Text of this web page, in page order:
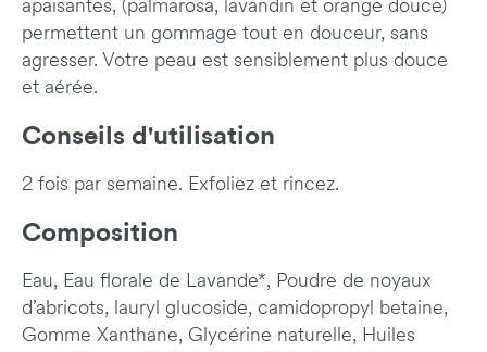
apaisantes, (palmarosa, lavandin et orange douce)
permettent un gommage tout en douceur, sans
agresser. Votre peau est sensiblement plus douce
et aérée.
Conseils d'utilisation
2 fois par semaine. Exfoliez et rincez.
Composition
Eau, Eau florale de Lavande*, Poudre de noyaux
d’abricots, lauryl glucoside, camidopropyl betaine,
Gomme Xanthane, Glycérine naturelle, Huiles